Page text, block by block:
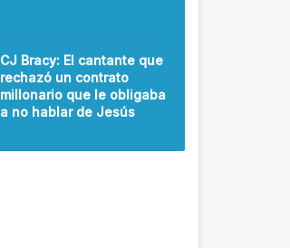
CJ Bracy: El cantante que
rechazó un contrato
millonario que le obligaba
a no hablar de Jesús